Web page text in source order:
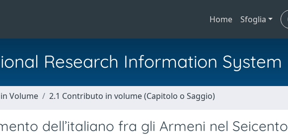
Home Sfoglia
Research Information System
Volume 2.1 Contributo in volume (Capitolo o Saggio)
dell’italiano fra gli Armeni nel Seicento